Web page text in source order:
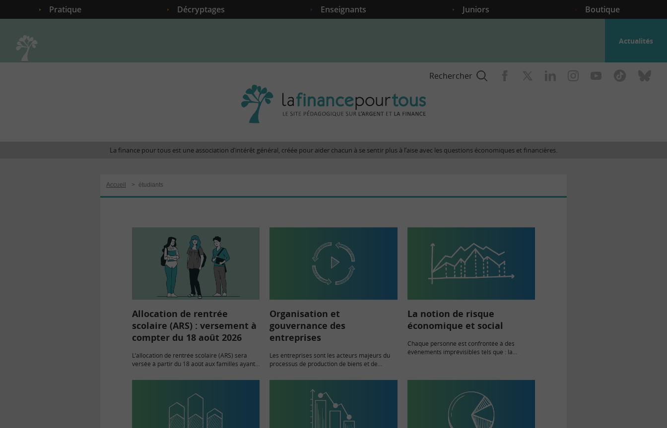
Pratique Décryptages Enseignants Juniors Boutique
Actualités
Rechercher
finance
site
et
La finance pour tous est une association d’intérêt général, créée pour aider chacun à se sentir plus à l’aise avec les questions économiques et financières.
Accueil > étudiants
Allocation de rentrée
scolaire (ARS) : versement à
compter du 18 août 2026
L’allocation de rentrée scolaire (ARS) sera
versée à partir du 18 août aux familles ayant
disposant de revenus modestes, ou dès…
Organisation et
gouvernance des
entreprises
Les entreprises sont les acteurs majeurs du
processus de production de biens et de
se cache une réalité organisationnelle
complexe : une gouvernance singulière, un
La notion de risque
économique et social
Chaque personne est confrontée à des
événements imprévisibles tels que : la